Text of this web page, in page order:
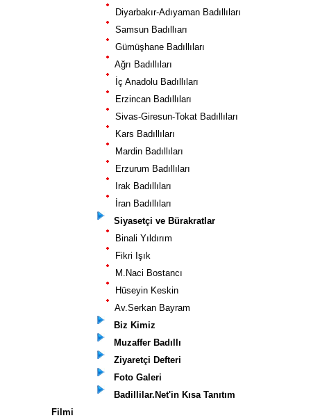
Diyarbakır-Adıyaman Badıllıları
Samsun Badıllıarı
Gümüşhane Badıllıları
Ağrı Badıllıları
İç Anadolu Badıllıları
Erzincan Badıllıları
Sivas-Giresun-Tokat Badıllıları
Kars Badıllıları
Mardin Badıllıları
Erzurum Badıllıları
Irak Badıllıları
İran Badıllıları
Siyasetçi ve Bürakratlar
Binali Yıldırım
Fikri Işık
M.Naci Bostancı
Hüseyin Keskin
Av.Serkan Bayram
Biz Kimiz
Muzaffer Badıllı
Ziyaretçi Defteri
Foto Galeri
Badillilar.Net'in Kısa Tanıtım
Filmi